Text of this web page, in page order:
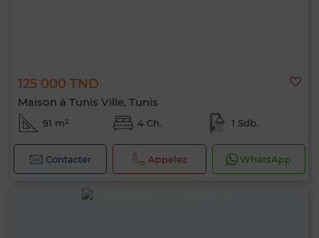
125 000 TND
Maison à Tunis Ville, Tunis
91 m² 4 Ch. 1 Sdb.
Contacter Appelez WhatsApp